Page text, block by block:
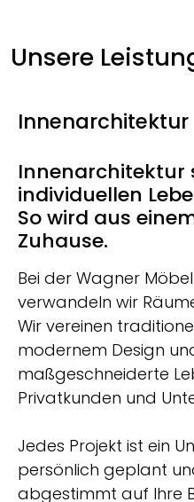
Unsere
Innenarchitektur
Innenarchitektur
individuellen
So wird aus
Zuhause.
Bei der Wagner
verwandeln wir
Wir vereinen
modernem Design
maßgeschneiderte
Privatkunden und
Jedes Projekt ist ein
persönlich geplant
abgestimmt auf Ihre